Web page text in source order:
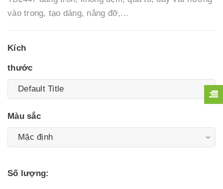
vào trong, tạo dáng, nâng đỡ,...
Kích
thước
Màu sắc
Số lượng: